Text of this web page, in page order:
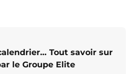
Tout savoir sur
le Groupe Elite